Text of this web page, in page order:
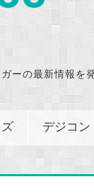
ーの最新情報を
デジコン